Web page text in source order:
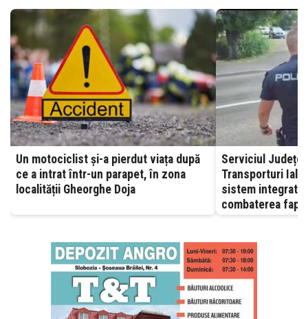
Un motociclist și-a pierdut viața după
ce a intrat într-un parapet, în zona
localității Gheorghe Doja
Serviciul
Transporturi Ialomița –
sistem integrat,
combaterea